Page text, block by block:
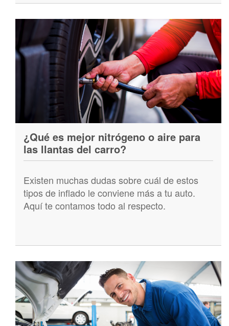
¿Qué es mejor nitrógeno o aire para
las llantas del carro?
Existen muchas dudas sobre cuál de estos
tipos de inflado le conviene más a tu auto.
Aquí te contamos todo al respecto.